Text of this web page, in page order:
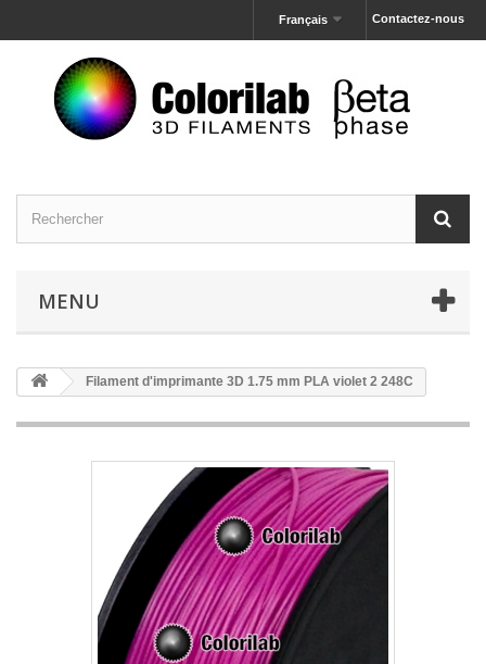
Contactez-nous
Français
MENU
Filament d'imprimante 3D 1.75 mm PLA violet 2 248C